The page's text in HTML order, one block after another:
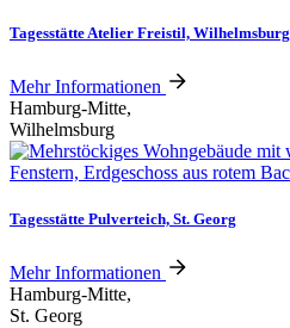
Tagesstätte Atelier Freistil, Wilhelmsburg
Mehr Informationen
Hamburg-Mitte,
Wilhelmsburg
Tagesstätte Pulverteich, St. Georg
Mehr Informationen
Hamburg-Mitte,
St. Georg